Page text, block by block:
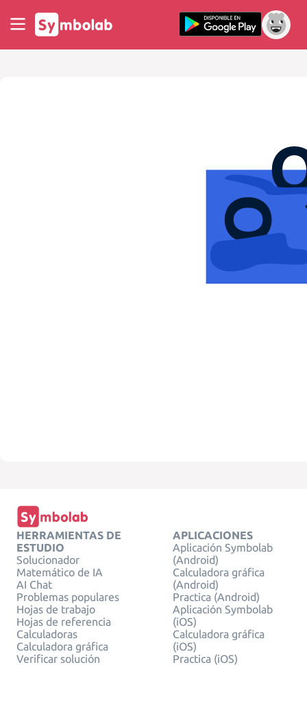
HERRAMIENTAS DE
ESTUDIO
Solucionador
Matemático de IA
AI Chat
Problemas populares
Hojas de trabajo
Hojas de referencia
Calculadoras
Calculadora gráfica
Verificar solución
APLICACIONES
Aplicación Symbolab
(Android)
Calculadora gráfica
(Android)
Practica (Android)
Aplicación Symbolab
(iOS)
Calculadora gráfica
(iOS)
Practica (iOS)